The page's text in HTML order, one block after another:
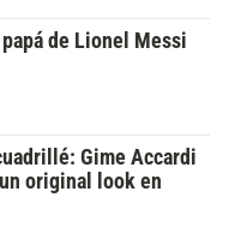
de Lionel Messi
Gime Accardi
original look en